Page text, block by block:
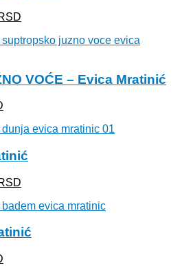
je:
VOĆE – Evica Mratinić
je:
je: